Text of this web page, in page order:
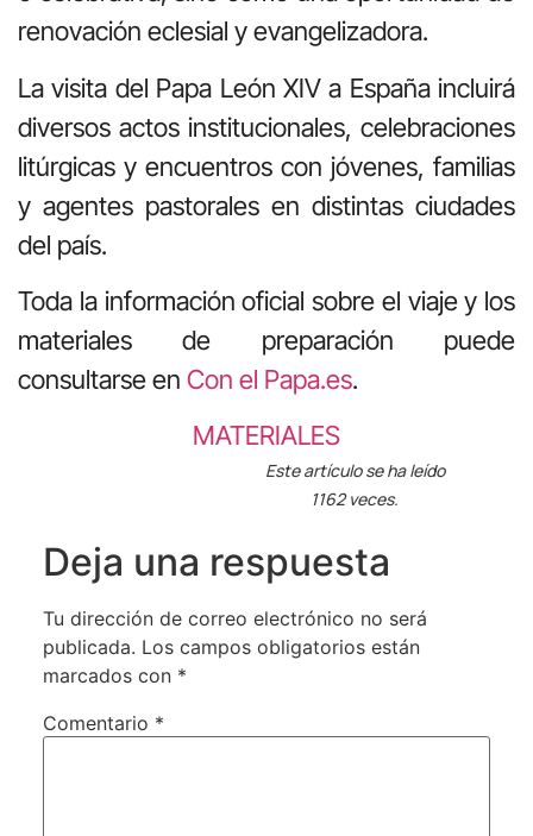
renovación eclesial y evangelizadora.
La visita del Papa León XIV a España incluirá
diversos actos institucionales, celebraciones
litúrgicas y encuentros con jóvenes, familias
y agentes pastorales en distintas ciudades
del país.
Toda la información oficial sobre el viaje y los
materiales de preparación puede
consultarse en Con el Papa.es.
MATERIALES
Este artículo se ha leído
1162 veces.
Deja una respuesta
Tu dirección de correo electrónico no será
publicada. Los campos obligatorios están
marcados con *
Comentario *